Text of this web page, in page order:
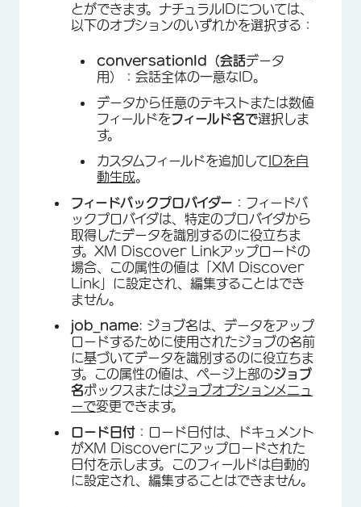
とができます。ナチュラルIDについては、
以下のオプションのいずれかを選択する：
conversationId（会話データ
用）：会話全体の一意なID。
データから任意のテキストまたは数値
フィールドをフィールド名で選択しま
す。
カスタムフィールドを追加して IDを自
動生成。
フィードバックプロバイダー ：フィードバ
ックプロバイダは、特定のプロバイダから
取得したデータを識別するのに役立ちま
す。XM Discover Linkアップロードの
場合、この属性の値は「XM Discover
Link」に設定され、編集することはでき
ません。
job_name: ジョブ名は、データをアップ
ロードするために使用されたジョブの名前
に基づいてデータを識別するのに役立ちま
す。この属性の値は、ページ上部のジョブ
名ボックスまたはジョブオプションメニュ
ーで変更できます。
ロード日付 ：ロード日付は、ドキュメント
がXM Discoverにアップロードされた
日付を示します。このフィールドは自動的
に設定され、編集することはできません。